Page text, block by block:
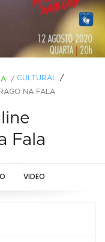
/ CULTURAL
NA FALA
Fala
VIDEO